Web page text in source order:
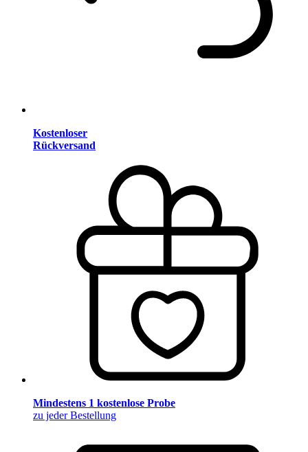
Kostenloser
Rückversand
Mindestens 1 kostenlose Probe
zu jeder Bestellung